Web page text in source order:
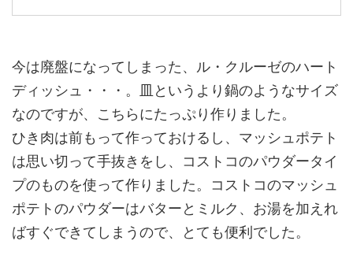
今は廃盤になってしまった、ル・クルーゼのハート
ディッシュ・・・。皿というより鍋のようなサイズ
なのですが、こちらにたっぷり作りました。
ひき肉は前もって作っておけるし、マッシュポテト
は思い切って手抜きをし、コストコのパウダータイ
プのものを使って作りました。コストコのマッシュ
ポテトのパウダーはバターとミルク、お湯を加えれ
ばすぐできてしまうので、とても便利でした。